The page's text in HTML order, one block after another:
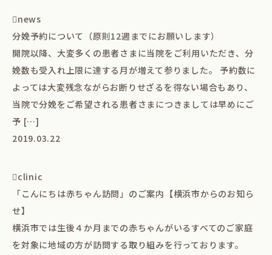
news
分娩予約について（原則12週までにお願いします）
開院以降、大変多くの患者さまに当院をご利用いただき、分
娩数も受入れ上限に達する月が増えて参りました。 予約数に
よっては大変残念ながらお断りせざるを得ない場合もあり、
当院で分娩をご希望される患者さまにつきましては早めにご
予 […]
2019.03.22
clinic
「こんにちは赤ちゃん訪問」のご案内【横浜市からのお知ら
せ】
横浜市では生後４か月までの赤ちゃんがいるすべてのご家庭
を対象に地域の方が訪問する取り組みを行っております。